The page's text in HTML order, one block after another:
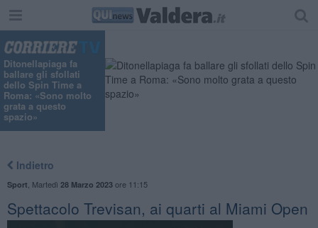
Ditonellapiaga fa
ballare gli sfollati
dello Spin Time a
Roma: «Sono molto
grata a questo
spazio»
Indietro
Sport Martedì 28 Marzo 2023ore 11:15
Spettacolo Trevisan, ai quarti al Miami Open